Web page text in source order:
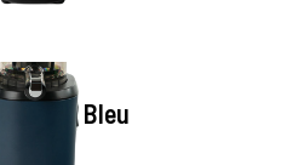
saine à toute la
Bleu